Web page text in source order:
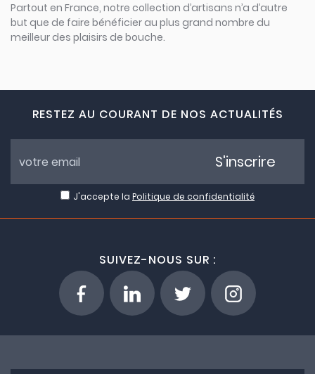
Partout en France, notre collection d’artisans n’a d’autre
but que de faire bénéficier au plus grand nombre du
meilleur des plaisirs de bouche.
RESTEZ AU COURANT DE NOS ACTUALITÉS
J'accepte la Politique de confidentialité
S'inscrire
SUIVEZ-NOUS SUR :